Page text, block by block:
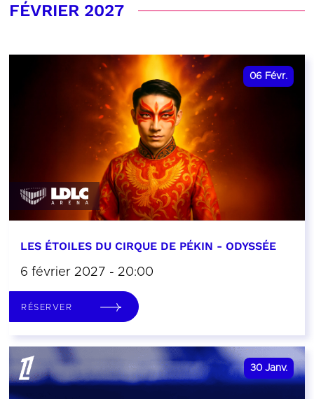
FÉVRIER 2027
06 Févr.
LES ÉTOILES DU CIRQUE DE PÉKIN - ODYSSÉE
6 février 2027 - 20:00
RÉSERVER
30 Janv.